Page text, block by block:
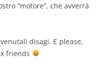
“motore”, che avverrà
disagi. E please,
friends